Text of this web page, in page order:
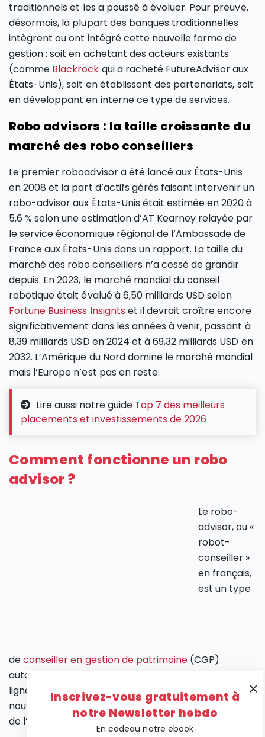
traditionnels et les a poussé à évoluer. Pour preuve,
désormais, la plupart des banques traditionnelles
intègrent ou ont intégré cette nouvelle forme de
gestion : soit en achetant des acteurs existants
(comme Blackrock qui a racheté FutureAdvisor aux
États-Unis), soit en établissant des partenariats, soit
en développant en interne ce type de services.
Robo advisors : la taille croissante du
marché des robo conseillers
Le premier roboadvisor a été lancé aux États-Unis
en 2008 et la part d’actifs gérés faisant intervenir un
robo-advisor aux États-Unis était estimée en 2020 à
5,6 % selon une estimation d’AT Kearney relayée par
le service économique régional de l’Ambassade de
France aux États-Unis dans un rapport. La taille du
marché des robo conseillers n’a cessé de grandir
depuis. En 2023, le marché mondial du conseil
robotique était évalué à 6,50 milliards USD selon
Fortune Business Insignts et il devrait croître encore
significativement dans les années à venir, passant à
8,39 milliards USD en 2024 et à 69,32 milliards USD en
2032. L’Amérique du Nord domine le marché mondial
mais l’Europe n’est pas en reste.
Lire aussi notre guide Top 7 des meilleurs
placements et investissements de 2026
Comment fonctionne un robo
advisor ?
Le robo-
advisor, ou «
robot-
conseiller »
en français,
est un type
deconseiller en gestion de patrimoine (CGP)
automatisé qui assure la gestion de portefeuilles en
ligne avec une faible intervention humaine. Ces
nouveaux outils témoignent de la place grandissante
de l’ intelligence artificielledans la finance.
Inscrivez-vous gratuitement à
notre Newsletter hebdo
En cadeau notre ebook